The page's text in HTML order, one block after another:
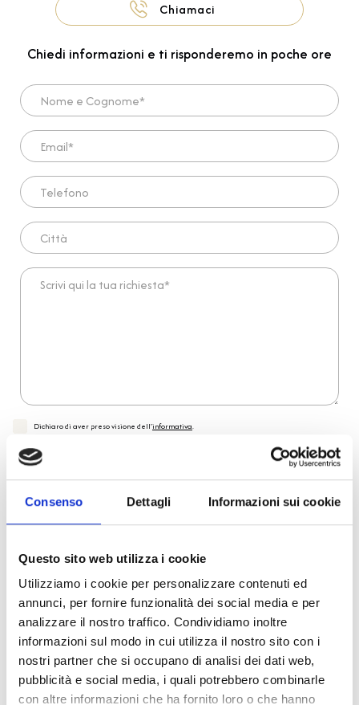
Consenso Dettagli Informazioni sui cookie
Questo sito web utilizza i cookie
Utilizziamo i cookie per personalizzare contenuti ed
annunci, per fornire funzionalità dei social media e per
analizzare il nostro traffico. Condividiamo inoltre
informazioni sul modo in cui utilizza il nostro sito con i
nostri partner che si occupano di analisi dei dati web,
pubblicità e social media, i quali potrebbero combinarle
con altre informazioni che ha fornito loro o che hanno
Chiamaci
Chiedi informazioni e ti risponderemo in poche ore
Nome e Cognome*
Email*
Telefono
Città
Scrivi qui la tua richiesta*
Dichiaro di aver preso visione dell'informativa.
autorizzo al trattamento dei miei dati personali
* Campi obbligatori
Invia richiesta
Reso facile e veloce
PRONTA consegna
Spedizione Gratuita